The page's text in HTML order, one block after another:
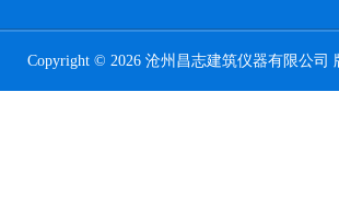
Copyright © 2026 沧州昌志建筑仪器有限公司